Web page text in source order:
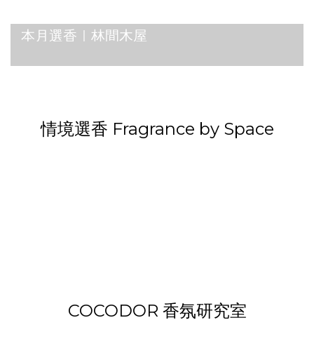
本月選香｜林間木屋
草本綠葉調 Herb
棉花麝香調
情境選香 Fragrance by Space
COCODOR 香氛研究室